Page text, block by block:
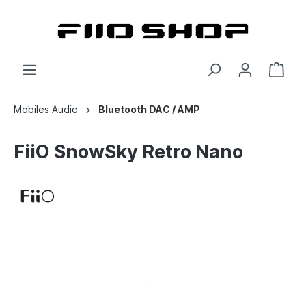
Mobiles Audio Bluetooth DAC / AMP
FiiO SnowSky Retro Nano